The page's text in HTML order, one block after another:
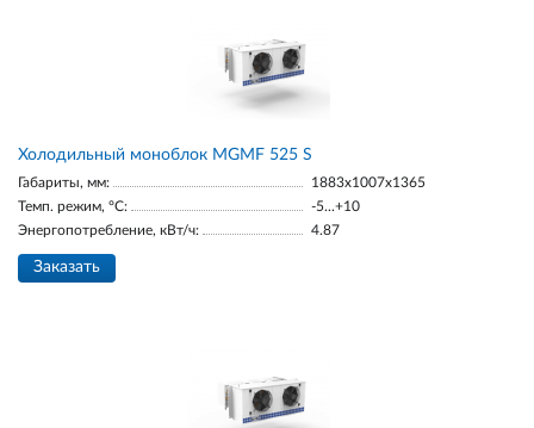
Холодильный моноблок MGМF 525 S
Габариты, мм:
1883х1007х1365
Темп. режим, °С:
-5...+10
Энергопотребление, кВт/ч:
4.87
Заказать